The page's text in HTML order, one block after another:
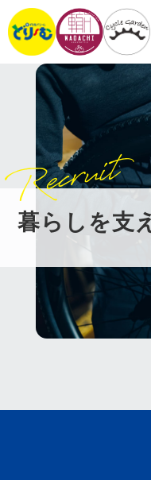
暮らしを支
Recruit